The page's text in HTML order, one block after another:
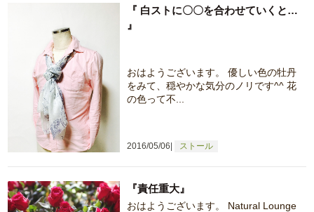
2016/05/06 ストール
『 白ストに〇〇を合わせていくと…
』
おはようございます。 優しい色の牡丹
をみて、穏やかな気分のノリです^^ 花
の色って不...
『責任重大』
おはようございます。 Natural Lounge